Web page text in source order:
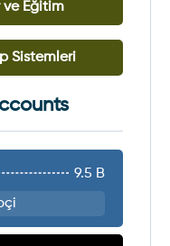
Eğitim
Sistemleri
9.5 B